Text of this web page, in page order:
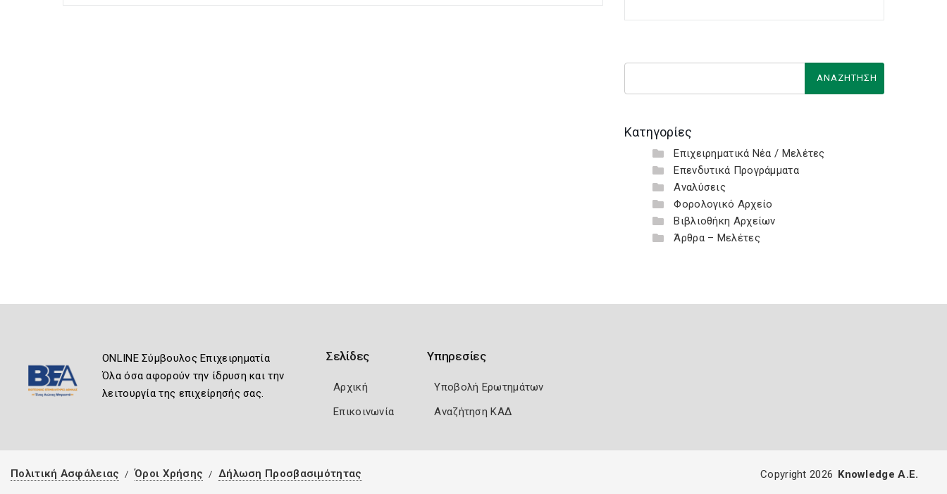
Κατηγορίες
Επιχειρηματικά Νέα / Μελέτες
Επενδυτικά Προγράμματα
Αναλύσεις
Φορολογικό Αρχείο
Βιβλιοθήκη Αρχείων
Άρθρα – Μελέτες
ONLINE Σύμβουλος Επιχειρηματία
Όλα όσα αφορούν την ίδρυση και την
λειτουργία της επιχείρησής σας.
Σελίδες
Αρχική
Επικοινωνία
Υπηρεσίες
Υποβολή Ερωτημάτων
Αναζήτηση ΚΑΔ
Πολιτική Ασφάλειας Όροι Χρήσης Δήλωση Προσβασιμότητας Copyright 2026 Knowledge A.E.